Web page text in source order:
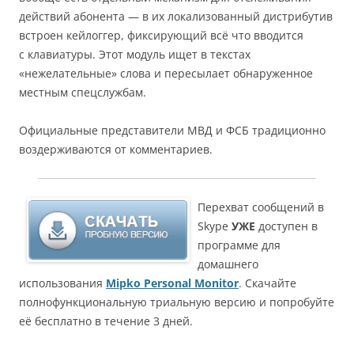
действий абонента — в их локализованный дистрибутив
встроен кейлоггер, фиксирующий всё что вводится
с клавиатуры. Этот модуль ищет в текстах
«нежелательные» слова и пересылает обнаруженное
местным спецслужбам.
Официальные представители МВД и ФСБ традиционно
воздерживаются от комментариев.
Перехват сообщений в
Skype УЖЕ доступен в
программе для
домашнего
использования Mipko Personal Monitor. Скачайте
полнофункциональную триальную версию и попробуйте
её бесплатно в течение 3 дней.